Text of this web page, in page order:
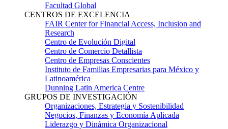
Facultad Global
CENTROS DE EXCELENCIA
FAIR Center for Financial Access, Inclusion and
Research
Centro de Evolución Digital
Centro de Comercio Detallista
Centro de Empresas Conscientes
Instituto de Familias Empresarias para México y
Latinoamérica
Dunning Latin America Centre
GRUPOS DE INVESTIGACIÓN
Organizaciones, Estrategia y Sostenibilidad
Negocios, Finanzas y Economía Aplicada
Liderazgo y Dinámica Organizacional